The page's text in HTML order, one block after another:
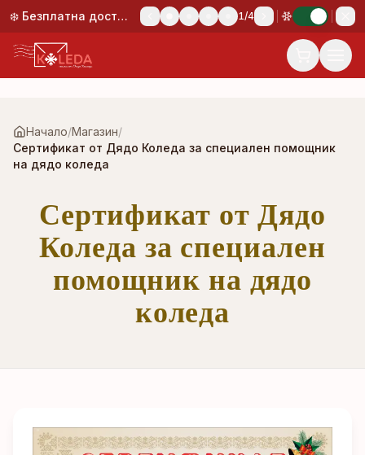
Към основното съдържание
❄️ Безплатна доставка при поръчка над 50,00 €! 1/4
Начало/Магазин/
Сертификат от Дядо Коледа за специален помощник
на дядо коледа
Сертификат от Дядо
Коледа за специален
помощник на дядо
коледа